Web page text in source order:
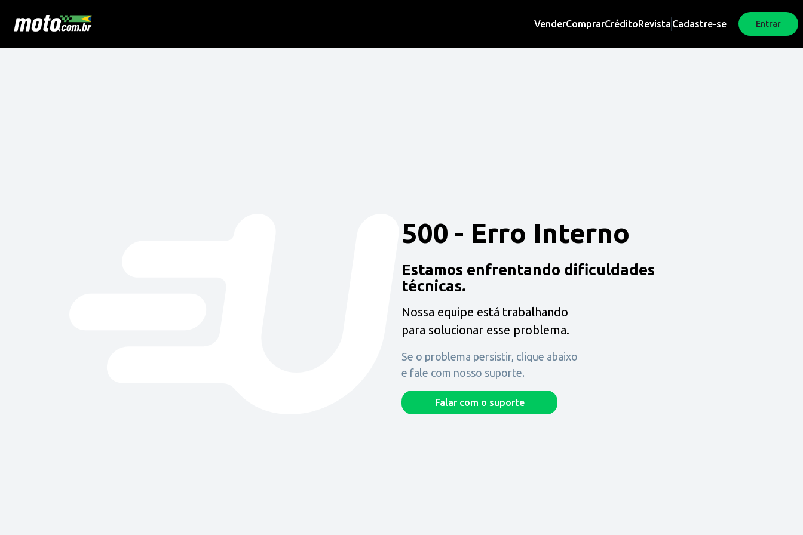
VenderComprarCréditoRevista Cadastre-se Entrar
500 - Erro Interno
Estamos enfrentando dificuldades
técnicas.
Nossa equipe está trabalhando
para solucionar esse problema.
Se o problema persistir, clique abaixo
e fale com nosso suporte.
Falar com o suporte